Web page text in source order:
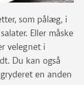
som pålæg, i
Eller måske
velegnet i
Du kan også
en anden